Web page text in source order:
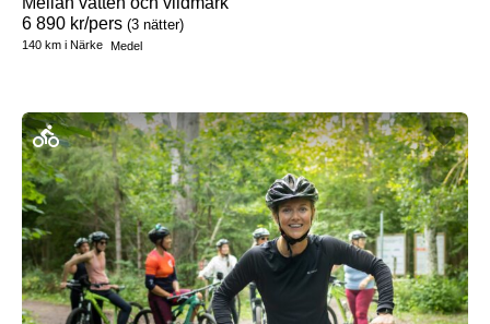
6 890 kr/pers (3 nätter)
140 km i Närke Medel